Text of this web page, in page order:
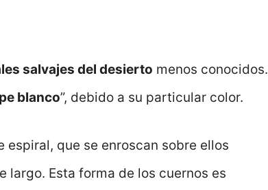
salvajes del desierto menos conocidos.
blanco”, debido a su particular color.
espiral, que se enroscan sobre ellos
largo. Esta forma de los cuernos es